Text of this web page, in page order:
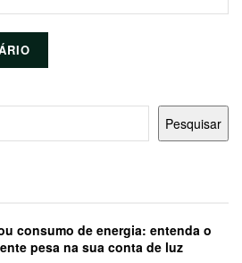
Pesquisar
consumo de energia: entenda o
pesa na sua conta de luz